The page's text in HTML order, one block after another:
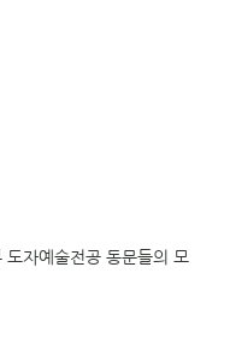
도자예술전공 동문들의 모